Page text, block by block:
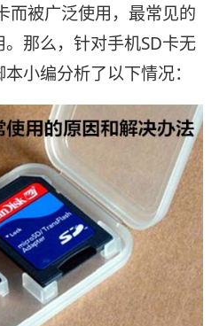
而被广泛使用，最常见的
那么，针对手机SD卡无
小编分析了以下情况：